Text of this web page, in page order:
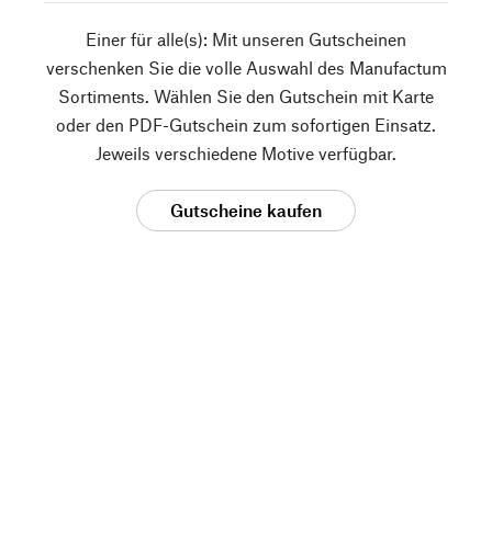
Einer für alle(s): Mit unseren Gutscheinen
verschenken Sie die volle Auswahl des Manufactum
Sortiments. Wählen Sie den Gutschein mit Karte
oder den PDF-Gutschein zum sofortigen Einsatz.
Jeweils verschiedene Motive verfügbar.
Gutscheine kaufen